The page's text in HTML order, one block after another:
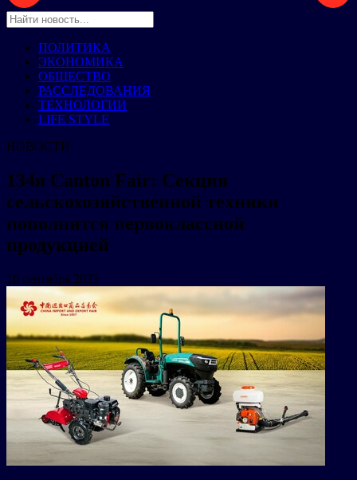
ПОЛИТИКА
ЭКОНОМИКА
ОБЩЕСТВО
РАССЛЕДОВАНИЯ
ТЕХНОЛОГИИ
LIFE STYLE
НОВОСТИ
134я Canton Fair: Секция
сельскохозяйственной техники
пополнится первоклассной
продукцией
16 сентября 2023